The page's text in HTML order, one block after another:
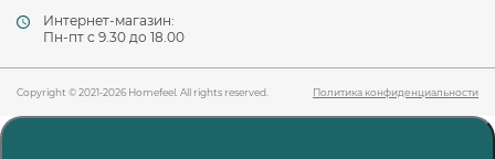
Интернет-магазин:
Пн-пт c 9.30 до 18.00
Copyright © 2021-2026 Homefeel. All rights reserved. Политика конфиденциальности